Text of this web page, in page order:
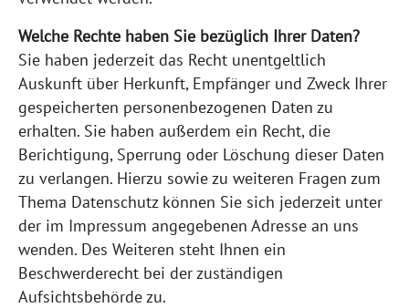
Welche Rechte haben Sie bezüglich Ihrer Daten?
Sie haben jederzeit das Recht unentgeltlich
Auskunft über Herkunft, Empfänger und Zweck Ihrer
gespeicherten personenbezogenen Daten zu
erhalten. Sie haben außerdem ein Recht, die
Berichtigung, Sperrung oder Löschung dieser Daten
zu verlangen. Hierzu sowie zu weiteren Fragen zum
Thema Datenschutz können Sie sich jederzeit unter
der im Impressum angegebenen Adresse an uns
wenden. Des Weiteren steht Ihnen ein
Beschwerderecht bei der zuständigen
Aufsichtsbehörde zu.